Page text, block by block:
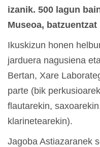
izanik. 500 lagun
Museoa,
Ikuskizun honen
jarduera nagusiena
Bertan, Xare
parte (bik
flautarekin,
klarinetearekin).
Jagoba Astiazaranek